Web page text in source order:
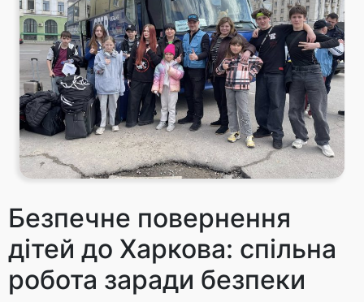
Безпечне повернення
дітей до Харкова: спільна
робота заради безпеки